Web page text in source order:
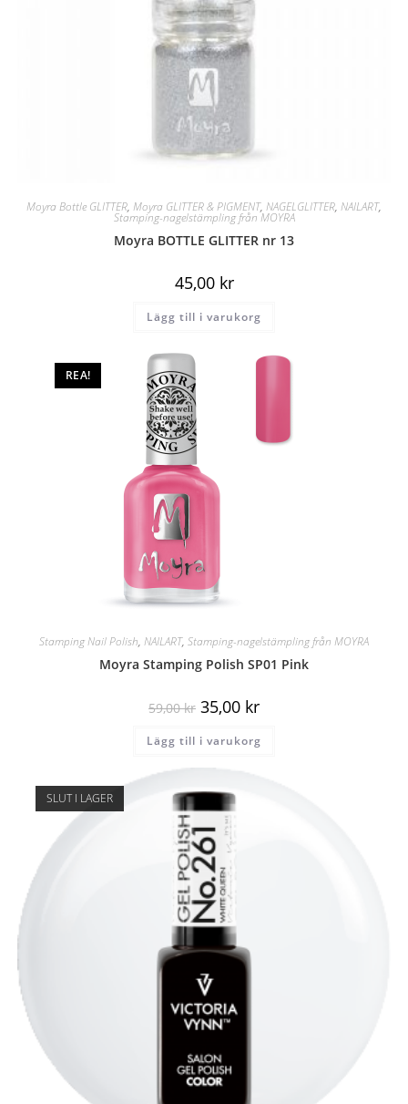
Moyra Bottle GLITTER, Moyra GLITTER & PIGMENT, NAGELGLITTER, NAILART,
Stamping-nagelstämpling från MOYRA
Moyra BOTTLE GLITTER nr 13
45,00 kr
Lägg till i varukorg
REA!
Stamping Nail Polish, NAILART, Stamping-nagelstämpling från MOYRA
Moyra Stamping Polish SP01 Pink
59,00kr 35,00 kr
Lägg till i varukorg
SLUT I LAGER